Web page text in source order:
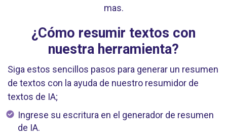
mas.
¿Cómo resumir textos con
nuestra herramienta?
Siga estos sencillos pasos para generar un resumen
de textos con la ayuda de nuestro resumidor de
textos de IA;
Ingrese su escritura en el generador de resumen
de IA.